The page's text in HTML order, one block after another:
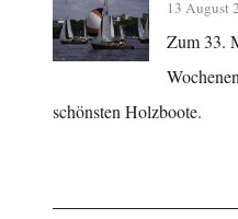
13 August
Zum 33.
schönsten Holzboote.